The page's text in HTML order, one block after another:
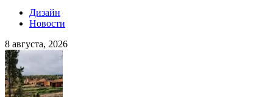
Дизайн
Новости
8 августа, 2026